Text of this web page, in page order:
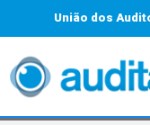
União dos